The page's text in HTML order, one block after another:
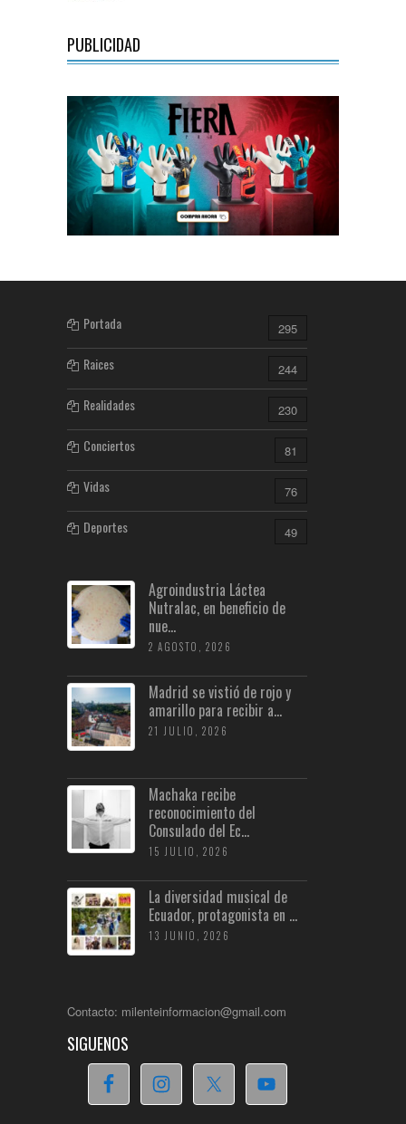
PUBLICIDAD
Portada 295
Raices 244
Realidades 230
Conciertos 81
Vidas 76
Deportes 49
Agroindustria Láctea
Nutralac, en beneficio de
nue...
2 AGOSTO, 2026
Madrid se vistió de rojo y
amarillo para recibir a...
21 JULIO, 2026
Machaka recibe
reconocimiento del
Consulado del Ec...
15 JULIO, 2026
La diversidad musical de
Ecuador, protagonista en ...
13 JUNIO, 2026
Contacto: milenteinformacion@gmail.com
SIGUENOS